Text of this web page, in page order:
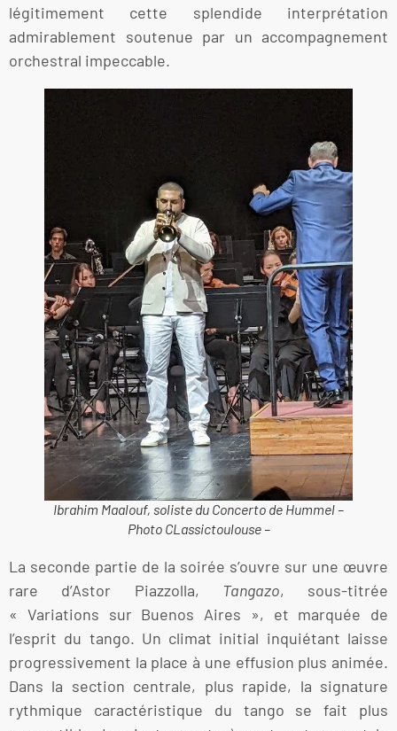
légitimement cette splendide interprétation
admirablement soutenue par un accompagnement
orchestral impeccable.
Ibrahim Maalouf, soliste du Concerto de Hummel –
Photo CLassictoulouse –
La seconde partie de la soirée s’ouvre sur une œuvre
rare d’Astor Piazzolla,
Tangazo, sous-titrée
« Variations sur Buenos Aires », et marquée de
l’esprit du tango. Un climat initial inquiétant laisse
progressivement la place à une effusion plus animée.
Dans la section centrale, plus rapide, la signature
rythmique caractéristique du tango se fait plus